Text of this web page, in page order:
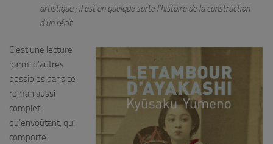
artistique ; il est en quelque sorte l’histoire de la construction
d’un récit.
C’est une lecture
parmi d’autres
possibles dans ce
roman aussi
complet
qu’envoûtant, qui
comporte